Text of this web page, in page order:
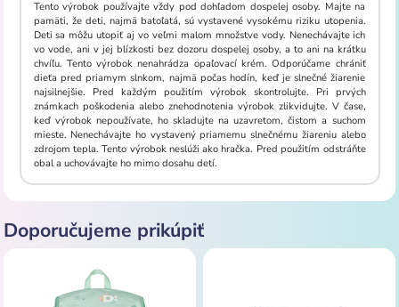
Tento výrobok používajte vždy pod dohľadom dospelej osoby. Majte na
pamäti, že deti, najmä batoľatá, sú vystavené vysokému riziku utopenia.
Deti sa môžu utopiť aj vo veľmi malom množstve vody. Nenechávajte ich
vo vode, ani v jej blízkosti bez dozoru dospelej osoby, a to ani na krátku
chvíľu. Tento výrobok nenahrádza opaľovací krém. Odporúčame chrániť
dieťa pred priamym slnkom, najmä počas hodín, keď je slnečné žiarenie
najsilnejšie. Pred každým použitím výrobok skontrolujte. Pri prvých
známkach poškodenia alebo znehodnotenia výrobok zlikvidujte. V čase,
keď výrobok nepoužívate, ho skladujte na uzavretom, čistom a suchom
mieste. Nenechávajte ho vystavený priamemu slnečnému žiareniu alebo
zdrojom tepla. Tento výrobok neslúži ako hračka. Pred použitím odstráňte
obal a uchovávajte ho mimo dosahu detí.
Doporučujeme prikúpiť